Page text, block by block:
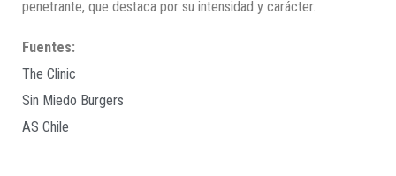
penetrante, que destaca por su intensidad y carácter.
Fuentes:
The Clinic
Sin Miedo Burgers
AS Chile